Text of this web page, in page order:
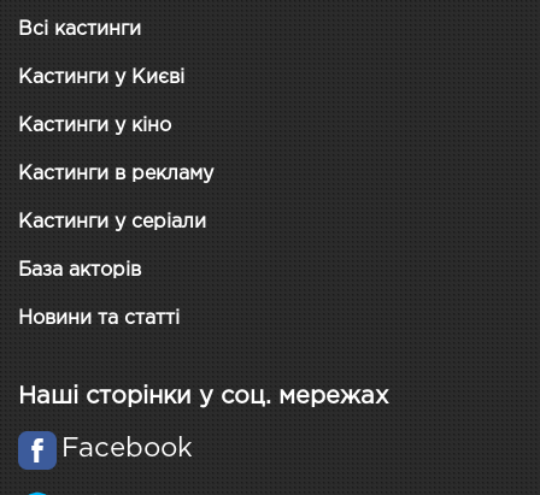
Всі кастинги
Кастинги у Києві
Кастинги у кіно
Кастинги в рекламу
Кастинги у серіали
База акторів
Новини та статті
Наші сторінки у соц. мережах
Facebook